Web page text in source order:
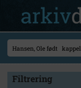
Filtrering